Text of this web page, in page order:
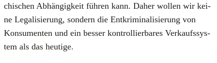
chi­schen Abhän­gig­keit füh­ren kann. Daher wol­len wir kei­
ne Lega­li­sie­rung, son­dern die Ent­kri­mi­na­li­sie­rung von
Kon­su­men­ten und ein bes­ser kon­trol­lier­ba­res Ver­kaufs­sys­
tem als das heu­ti­ge.